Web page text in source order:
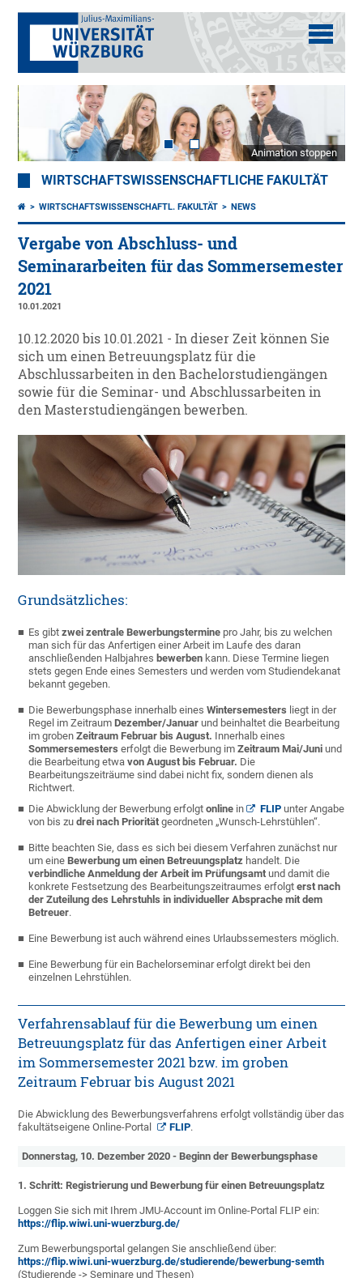
Animation stoppen
WIRTSCHAFTSWISSENSCHAFTLICHE FAKULTÄT
WIRTSCHAFTSWISSENSCHAFTL. FAKULTÄT NEWS
Vergabe von Abschluss- und
Seminararbeiten für das Sommersemester
2021
10.01.2021
10.12.2020 bis 10.01.2021 - In dieser Zeit können Sie
sich um einen Betreuungsplatz für die
Abschlussarbeiten in den Bachelorstudiengängen
sowie für die Seminar- und Abschlussarbeiten in
den Masterstudiengängen bewerben.
Grundsätzliches:
Es gibtzwei zentrale Bewerbungstermine pro Jahr, bis zu welchen
man sich für das Anfertigen einer Arbeit im Laufe des daran
anschließenden Halbjahres bewerben kann. Diese Termine liegen
stets gegen Ende eines Semesters und werden vom Studiendekanat
bekannt gegeben.
Die Bewerbungsphase innerhalb einesWintersemesters liegt in der
Regel im ZeitraumDezember/Januar und beinhaltet die Bearbeitung
im grobenZeitraum Februar bis August. Innerhalb eines
Sommersemesters erfolgt die Bewerbung imZeitraum Mai/Juni und
die Bearbeitung etwavon August bis Februar. Die
Bearbeitungszeiträume sind dabei nicht fix, sondern dienen als
Richtwert.
Die Abwicklung der Bewerbung erfolgtonline in FLIPunter Angabe
von bis zudrei nach Priorität geordneten „Wunsch-Lehrstühlen“.
Bitte beachten Sie, dass es sich bei diesem Verfahren zunächst nur
um eineBewerbung um einen Betreuungsplatz handelt. Die
verbindliche Anmeldung der Arbeit im Prüfungsamt und damit die
konkrete Festsetzung des Bearbeitungszeitraumes erfolgt erst nach
der Zuteilung des Lehrstuhls in individueller Absprache mit dem
Betreuer.
Eine Bewerbung ist auch während eines Urlaubssemesters möglich.
Eine Bewerbung für ein Bachelorseminar erfolgt direkt bei den
einzelnen Lehrstühlen.
Verfahrensablauf für die Bewerbung um einen
Betreuungsplatz für das Anfertigen einer Arbeit
im Sommersemester 2021 bzw. im groben
Zeitraum Februar bis August 2021
Die Abwicklung des Bewerbungsverfahrens erfolgt vollständig über das
fakultätseigene Online-Portal
FLIP.
Donnerstag, 10. Dezember 2020 - Beginn der Bewerbungsphase
1. Schritt: Registrierung und Bewerbung für einen Betreuungsplatz
Loggen Sie sich mit Ihrem JMU-Account im Online-Portal FLIP ein:
https://flip.wiwi.uni-wuerzburg.de/
Zum Bewerbungsportal gelangen Sie anschließend über:
https://flip.wiwi.uni-wuerzburg.de/studierende/bewerbung-semth
(Studierende -> Seminare und Thesen)